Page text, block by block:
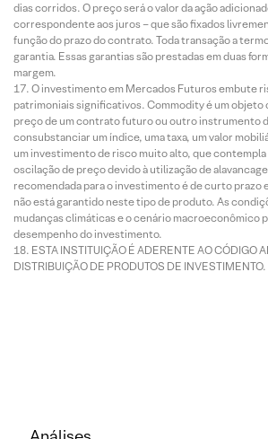
dias corridos. O preço será o valor da ação
correspondente aos juros – que são fixados
função do prazo do contrato. Toda transação a
garantia. Essas garantias são prestadas em duas
margem.
O investimento em Mercados Futuros embute
patrimoniais significativos. Commodity é um objeto
preço de um contrato futuro ou outro instrumento
consubstanciar um índice, uma taxa, um valor
um investimento de risco muito alto, que contempla
oscilação de preço devido à utilização de
recomendada para o investimento é de curto prazo
não está garantido neste tipo de produto. As
mudanças climáticas e o cenário macroeconômico
desempenho do investimento.
ESTA INSTITUIÇÃO É ADERENTE AO CÓDIGO
DISTRIBUIÇÃO DE PRODUTOS DE INVESTIMENTO.